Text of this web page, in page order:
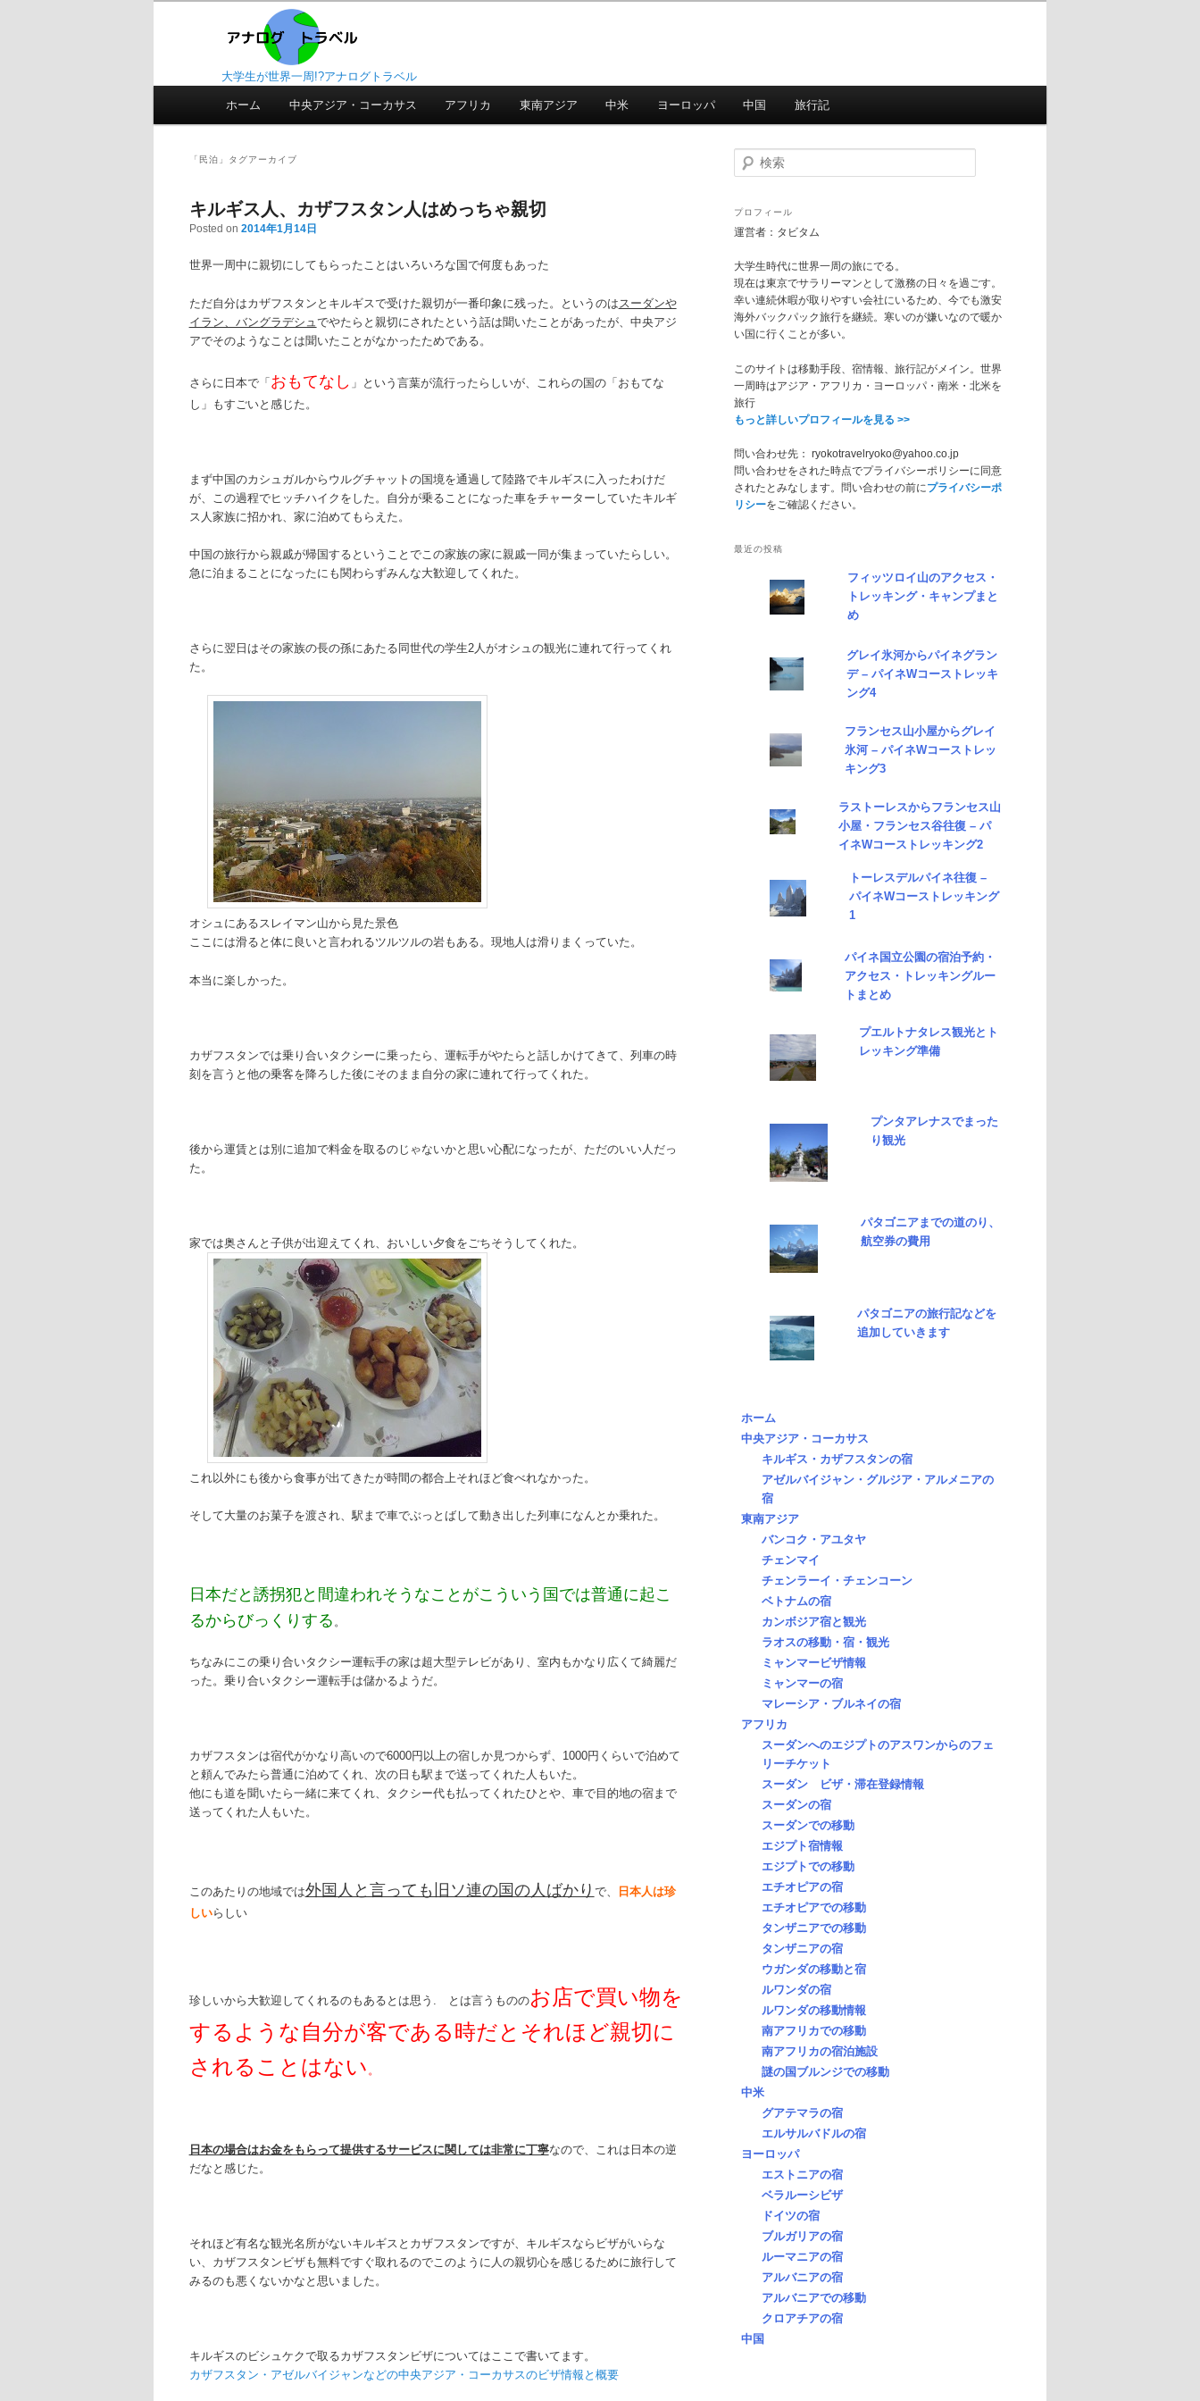
大学生が世界一周!?アナログトラベル
メ
コ
ン
テ
ン
ツ
へ
動
サ
ン
テ
ン
ツ
へ
移
ホーム 中央アジア・コーカサス アフリカ 東南アジア 中米 ヨーロッパ 中国 旅行記
「 民泊 」タグアーカイブ
キルギス人、カザフスタン人はめっちゃ親切
Posted on 2014年1月14日
世界一周中に親切にしてもらったことはいろいろな国で何度もあった
ただ自分はカザフスタンとキルギスで受けた親切が一番印象に残った。というのは スーダンや
イラン、バングラデシュ でやたらと親切にされたという話は聞いたことがあったが、中央アジ
アでそのようなことは聞いたことがなかったためである。
さらに日本で「おもてなし 」という言葉が流行ったらしいが、これらの国の「おもてな
し」もすごいと感じた。
まず中国のカシュガルからウルグチャットの国境を通過して陸路でキルギスに入ったわけだ
が、この過程でヒッチハイクをした。自分が乗ることになった車をチャーターしていたキルギ
ス人家族に招かれ、家に泊めてもらえた。
中国の旅行から親戚が帰国するということでこの家族の家に親戚一同が集まっていたらしい。
急に泊まることになったにも関わらずみんな大歓迎してくれた。
さらに翌日はその家族の長の孫にあたる同世代の学生2人がオシュの観光に連れて行ってくれ
た。
オシュにあるスレイマン山から見た景色
ここには滑ると体に良いと言われるツルツルの岩もある。現地人は滑りまくっていた。
本当に楽しかった。
カザフスタンでは乗り合いタクシーに乗ったら、運転手がやたらと話しかけてきて、列車の時
刻を言うと他の乗客を降ろした後にそのまま自分の家に連れて行ってくれた。
後から運賃とは別に追加で料金を取るのじゃないかと思い心配になったが、ただのいい人だっ
た。
家では奥さんと子供が出迎えてくれ、おいしい夕食をごちそうしてくれた。
これ以外にも後から食事が出てきたが時間の都合上それほど食べれなかった。
そして大量のお菓子を渡され、駅まで車でぶっとばして動き出した列車になんとか乗れた。
日本だと誘拐犯と間違われそうなことがこういう国では普通に起こ
るからびっくりする 。
ちなみにこの乗り合いタクシー運転手の家は超大型テレビがあり、室内もかなり広くて綺麗だ
った。乗り合いタクシー運転手は儲かるようだ。
カザフスタンは宿代がかなり高いので6000円以上の宿しか見つからず、1000円くらいで泊めて
と頼んでみたら普通に泊めてくれ、次の日も駅まで送ってくれた人もいた。
他にも道を聞いたら一緒に来てくれ、タクシー代も払ってくれたひとや、車で目的地の宿まで
送ってくれた人もいた。
このあたりの地域では外国人と言っても旧ソ連の国の人ばかり で、
日本人は珍
しいらしい
珍しいから大歓迎してくれるのもあるとは思う. とは言うもののお店で買い物を
するような自分が客である時だとそれほど親切に
されることはない 。
日本の場合はお金をもらって提供するサービスに関しては非常に丁寧なので、これは日本の逆
だなと感じた。
それほど有名な観光名所がないキルギスとカザフスタンですが、キルギスならビザがいらな
い、カザフスタンビザも無料ですぐ取れるのでこのように人の親切心を感じるために旅行して
みるのも悪くないかなと思いました。
キルギスのビシュケクで取るカザフスタンビザについてはここで書いてます。
カザフスタン・アゼルバイジャンなどの中央アジア・コーカサスのビザ情報と概要
検
索
プロフィール
運営者：タビタム
大学生時代に世界一周の旅にでる。
現在は東京でサラリーマンとして激務の日々を過ごす。
幸い連続休暇が取りやすい会社にいるため、今でも激安
海外バックパック旅行を継続。寒いのが嫌いなので暖か
い国に行くことが多い。
このサイトは移動手段、宿情報、旅行記がメイン。世界
一周時はアジア・アフリカ・ヨーロッパ・南米・北米を
旅行
もっと詳しいプロフィールを見る >>
問い合わせ先： ryokotravelryoko@yahoo.co.jp
問い合わせをされた時点でプライバシーポリシーに同意
されたとみなします。問い合わせの前にプライバシーポ
リシーをご確認ください。
最近の投稿
フィッツロイ山のアクセス・
トレッキング・キャンプまと
め
グレイ氷河からパイネグラン
デ – パイネWコーストレッキ
ング4
フランセス山小屋からグレイ
氷河 – パイネWコーストレッ
キング3
ラストーレスからフランセス山
小屋・フランセス谷往復 – パ
イネWコーストレッキング2
トーレスデルパイネ往復 –
パイネWコーストレッキング
1
パイネ国立公園の宿泊予約・
アクセス・トレッキングルー
トまとめ
プエルトナタレス観光とト
レッキング準備
プンタアレナスでまった
り観光
パタゴニアまでの道のり、
航空券の費用
パタゴニアの旅行記などを
追加していきます
ホーム
中央アジア・コーカサス
キルギス・カザフスタンの宿
アゼルバイジャン・グルジア・アルメニアの
宿
東南アジア
バンコク・アユタヤ
チェンマイ
チェンラーイ・チェンコーン
ベトナムの宿
カンボジア宿と観光
ラオスの移動・宿・観光
ミャンマービザ情報
ミャンマーの宿
マレーシア・ブルネイの宿
アフリカ
スーダンへのエジプトのアスワンからのフェ
リーチケット
スーダン ビザ・滞在登録情報
スーダンの宿
スーダンでの移動
エジプト宿情報
エジプトでの移動
エチオピアの宿
エチオピアでの移動
タンザニアでの移動
タンザニアの宿
ウガンダの移動と宿
ルワンダの宿
ルワンダの移動情報
南アフリカでの移動
南アフリカの宿泊施設
謎の国ブルンジでの移動
中米
グアテマラの宿
エルサルバドルの宿
ヨーロッパ
エストニアの宿
ベラルーシビザ
ドイツの宿
ブルガリアの宿
ルーマニアの宿
アルバニアの宿
アルバニアでの移動
クロアチアの宿
中国